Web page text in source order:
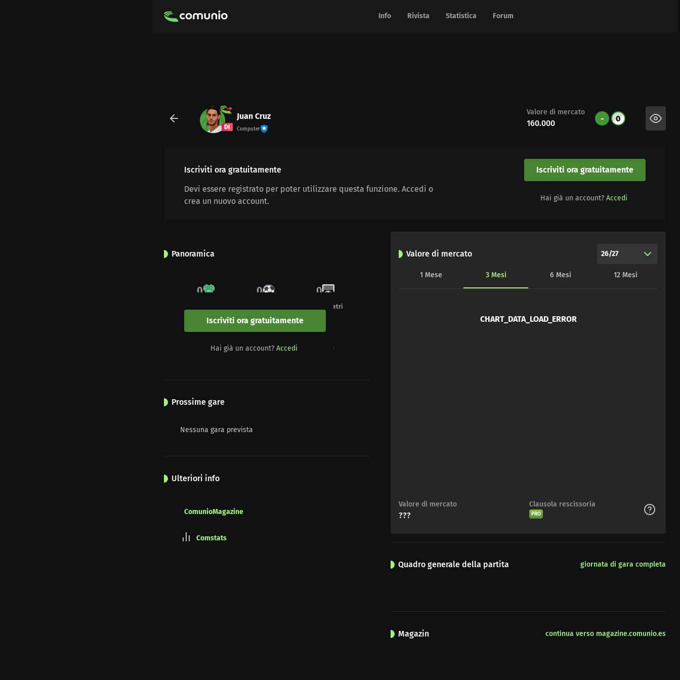
Info Rivista Statistica Forum
Info Rivista Statistica Forum
DI
Juan Cruz
Computer
Valore di mercato
160.000 - 0
Iscriviti ora gratuitamente
Devi essere registrato per poter utilizzare questa funzione. Accedi o
crea un nuovo account.
Iscriviti ora gratuitamente
Hai già un account? Accedi
Panoramica
0 0 0
Undici metri
0
Giallo
0
Giallo-rosso
0
Rosso
Prossime gare
Nessuna gara prevista
Ulteriori info
ComunioMagazine
Comstats
Valore di mercato 26/27
1 Mese 3 Mesi 6 Mesi 12 Mesi
CHART_DATA_LOAD_ERROR
Valore di mercato
???
Clausola rescissoria
PRO
Quadro generale della partita giornata di gara completa
Iscriviti ora gratuitamente
Hai già un account? Accedi
Magazin continua verso magazine.comunio.es